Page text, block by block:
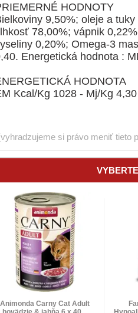
HODNOTY
9,50%; oleje a
78,00%; vápnik
0,20%; Omega-3
Energetická hodnota :
HODNOTA
Kcal/Kg 1028 - Mj/Kg 4,30
si právo meniť tieto
Animonda Carny Cat Adult